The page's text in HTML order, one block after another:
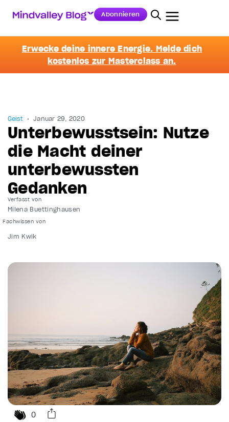
Abonnieren
Erwecke deine innere Energie. Melde dich
kostenlos zur Masterclass an.
Geist Januar 29, 2020
Unterbewusstsein: Nutze
die Macht deiner
unterbewussten
Gedanken
Verfasst von
Milena Buettinghausen
Jim Kwik
0